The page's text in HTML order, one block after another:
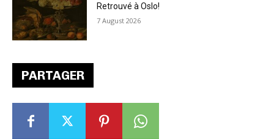
PARTAGER
Retrouvé à Oslo!
7 August 2026